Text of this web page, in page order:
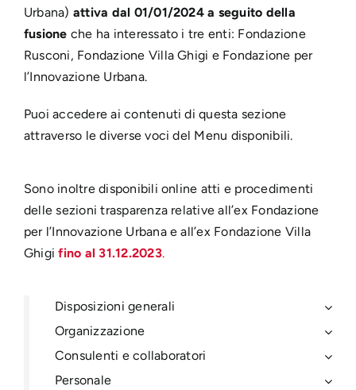
Urbana) attiva dal 01/01/2024 a seguito della
fusione che ha interessato i tre enti: Fondazione
Rusconi, Fondazione Villa Ghigi e Fondazione per
l’Innovazione Urbana.
Puoi accedere ai contenuti di questa sezione
attraverso le diverse voci del Menu disponibili.
Sono inoltre disponibili online atti e procedimenti
delle sezioni trasparenza relative all’ex Fondazione
per l’Innovazione Urbana e all’ex Fondazione Villa
Ghigifino al 31.12.2023.
Disposizioni generali
Organizzazione
Consulenti e collaboratori
Personale